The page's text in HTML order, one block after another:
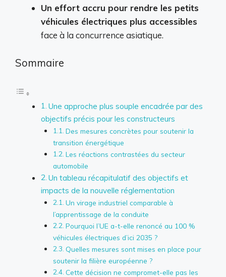
Un effort accru pour rendre les petits
véhicules électriques plus accessibles
face à la concurrence asiatique.
Sommaire
Une approche plus souple encadrée par des
objectifs précis pour les constructeurs
Des mesures concrètes pour soutenir la
transition énergétique
Les réactions contrastées du secteur
automobile
Un tableau récapitulatif des objectifs et
impacts de la nouvelle réglementation
Un virage industriel comparable à
l’apprentissage de la conduite
Pourquoi l’UE a-t-elle renoncé au 100 %
véhicules électriques d’ici 2035 ?
Quelles mesures sont mises en place pour
soutenir la filière européenne ?
Cette décision ne compromet-elle pas les